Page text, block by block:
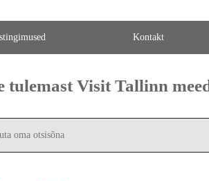
Kontakt
tulemast Visit Tallinn